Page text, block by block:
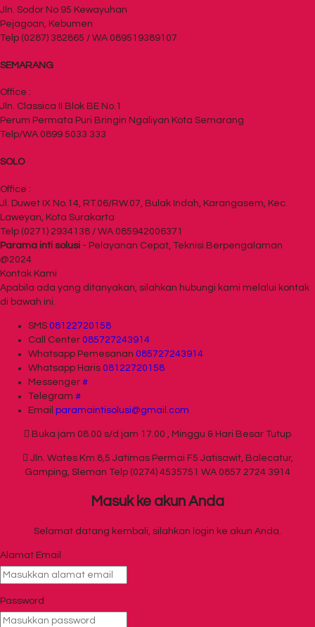
Jln. Sodor No 95 Kewayuhan
Pejagoan, Kebumen
Telp (0287) 382865 / WA 089519389107
SEMARANG
Office :
Jln. Classica II Blok BE No.1
Perum Permata Puri Bringin Ngaliyan Kota Semarang
Telp/WA 0899 5033 333
SOLO
Office :
Jl. Duwet IX No.14, RT.06/RW.07, Bulak Indah, Karangasem, Kec.
Laweyan, Kota Surakarta
Telp (0271) 2934138 / WA 085942006371
Parama inti solusi - Pelayanan Cepat, Teknisi Berpengalaman
@2024
Kontak Kami
Apabila ada yang ditanyakan, silahkan hubungi kami melalui kontak
di bawah ini.
SMS 08122720158
Call Center 085727243914
Whatsapp Pemesanan 085727243914
Whatsapp Haris 08122720158
Messenger #
Telegram #
Email paramaintisolusi@gmail.com
Buka jam 08.00 s/d jam 17.00 , Minggu & Hari Besar Tutup
Jln. Wates Km 8,5 Jatimas Permai F5 Jatisawit, Balecatur,
Gamping, Sleman Telp (0274) 4535751 WA 0857 2724 3914
Masuk ke akun Anda
Selamat datang kembali, silahkan login ke akun Anda.
Alamat Email
Password